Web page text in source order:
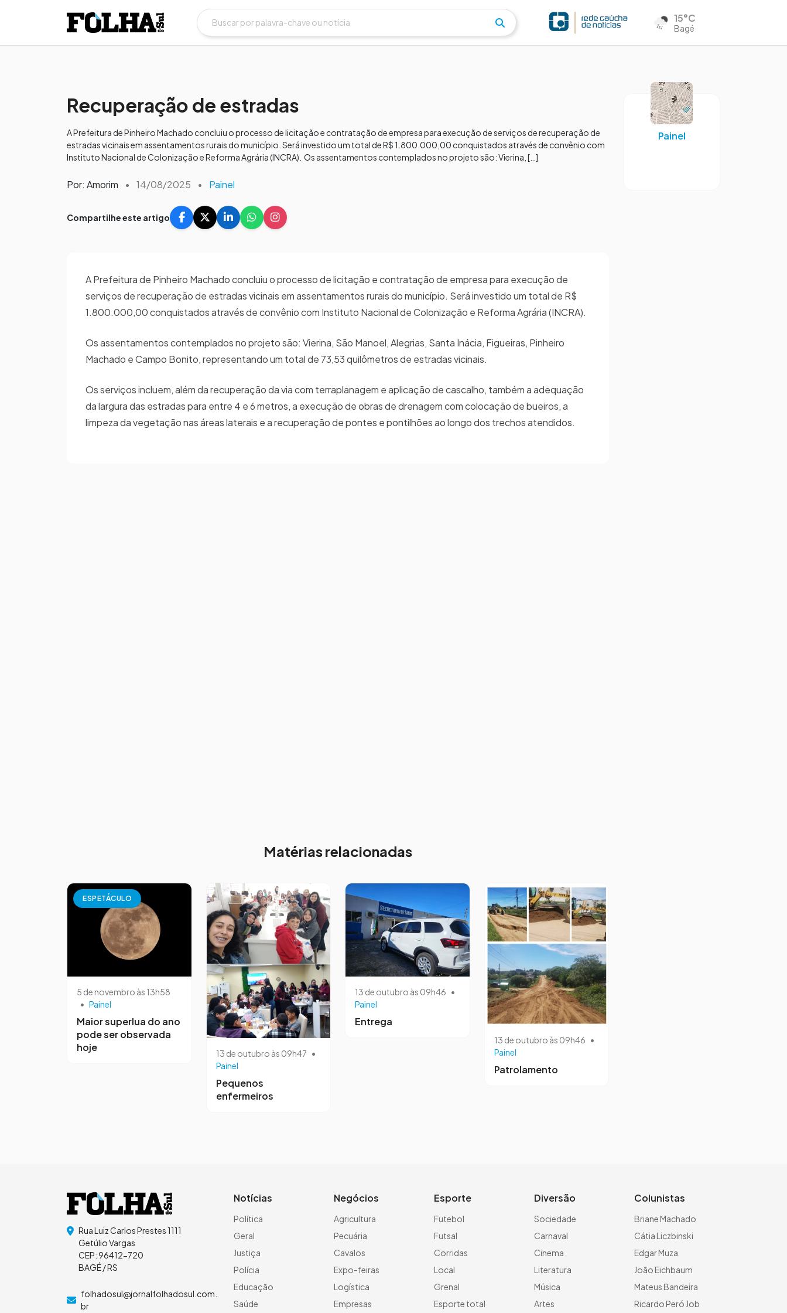
15°C
Bagé
Recuperação de estradas
A Prefeitura de Pinheiro Machado concluiu o processo de licitação e contratação de empresa para execução de serviços de recuperação de
estradas vicinais em assentamentos rurais do município. Será investido um total de R$ 1.800.000,00 conquistados através de convênio com
Instituto Nacional de Colonização e Reforma Agrária (INCRA). Os assentamentos contemplados no projeto são: Vierina, […]
Por: Amorim • 14/08/2025 • Painel
Compartilhe este artigo
A Prefeitura de Pinheiro Machado concluiu o processo de licitação e contratação de empresa para execução de
serviços de recuperação de estradas vicinais em assentamentos rurais do município. Será investido um total de R$
1.800.000,00 conquistados através de convênio com Instituto Nacional de Colonização e Reforma Agrária (INCRA).
Os assentamentos contemplados no projeto são: Vierina, São Manoel, Alegrias, Santa Inácia, Figueiras, Pinheiro
Machado e Campo Bonito, representando um total de 73,53 quilômetros de estradas vicinais.
Os serviços incluem, além da recuperação da via com terraplanagem e aplicação de cascalho, também a adequação
da largura das estradas para entre 4 e 6 metros, a execução de obras de drenagem com colocação de bueiros, a
limpeza da vegetação nas áreas laterais e a recuperação de pontes e pontilhões ao longo dos trechos atendidos.
Matérias relacionadas
ESPETÁCULO
5 de novembro às 13h58
• Painel
Maior superlua do ano
pode ser observada
hoje
13 de outubro às 09h47 •
Painel
Pequenos
enfermeiros
13 de outubro às 09h46 •
Painel
Entrega
13 de outubro às 09h46 •
Painel
Patrolamento
Painel
Rua Luiz Carlos Prestes 1111
Getúlio Vargas
CEP: 96412-720
BAGÉ / RS
folhadosul@jornalfolhadosul.com.
br
Notícias
Política
Geral
Justiça
Polícia
Educação
Saúde
Negócios
Agricultura
Pecuária
Cavalos
Expo-feiras
Logística
Empresas
Esporte
Futebol
Futsal
Corridas
Local
Grenal
Esporte total
Diversão
Sociedade
Carnaval
Cinema
Literatura
Música
Artes
Colunistas
Briane Machado
Cátia Liczbinski
Edgar Muza
João Eichbaum
Mateus Bandeira
Ricardo Peró Job